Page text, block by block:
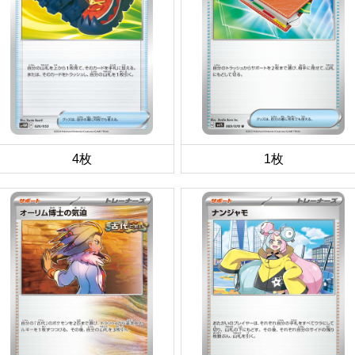
4枚 1枚